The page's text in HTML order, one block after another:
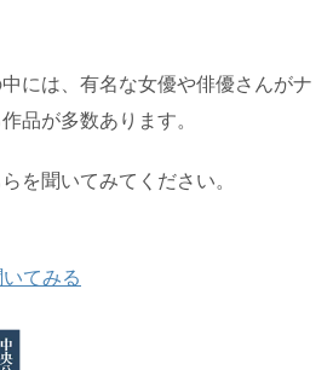
には、有名な女優や俳優さんがナ
品が多数あります。
を聞いてみてください。
てみる